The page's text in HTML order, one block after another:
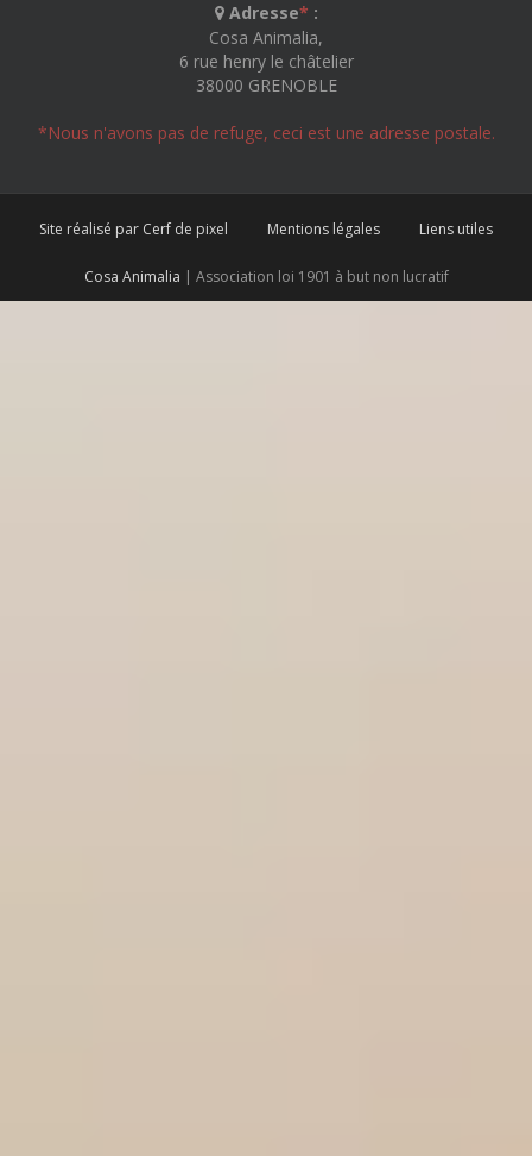
Adresse* :
Cosa Animalia,
6 rue henry le châtelier
38000 GRENOBLE
*Nous n'avons pas de refuge, ceci est une adresse postale.
Site réalisé par Cerf de pixel Mentions légales Liens utiles
Cosa Animalia | Association loi 1901 à but non lucratif